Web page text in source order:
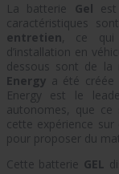
La batterie Gel
caractéristiques
entretien, ce qui
d’installation en
dessous sont de la
Energy a été créée
Energy est le
autonomes, que
cette expérience
pour proposer du
Cette batterie GEL